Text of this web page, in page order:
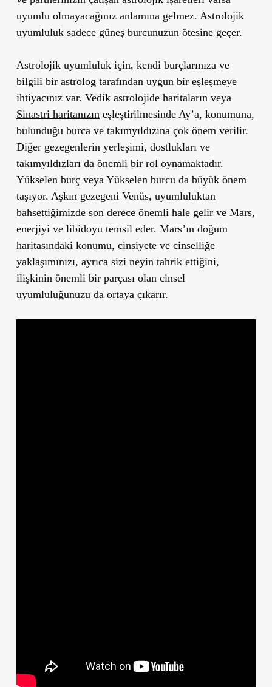
uyumlu olmayacağınız anlamına gelmez. Astrolojik
uyumluluk sadece güneş burcunuzun ötesine geçer.
Astrolojik uyumluluk için, kendi burçlarınıza ve
bilgili bir astrolog tarafından uygun bir eşleşmeye
ihtiyacınız var. Vedik astrolojide haritaların veya
Sinastri haritanızın eşleştirilmesinde Ay’a, konumuna,
bulunduğu burca ve takımyıldızına çok önem verilir.
Diğer gezegenlerin yerleşimi, dostlukları ve
takımyıldızları da önemli bir rol oynamaktadır.
Yükselen burç veya Yükselen burcu da büyük önem
taşıyor. Aşkın gezegeni Venüs, uyumluluktan
bahsettiğimizde son derece önemli hale gelir ve Mars,
enerjiyi ve libidoyu temsil eder. Mars’ın doğum
haritasındaki konumu, cinsiyete ve cinselliğe
yaklaşımınızı, ayrıca sizi neyin tahrik ettiğini,
ilişkinin önemli bir parçası olan cinsel
uyumluluğunuzu da ortaya çıkarır.